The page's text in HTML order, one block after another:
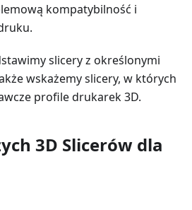
kompatybilność i
slicery z określonymi
wskażemy slicery, w których
profile drukarek 3D.
3D Slicerów dla